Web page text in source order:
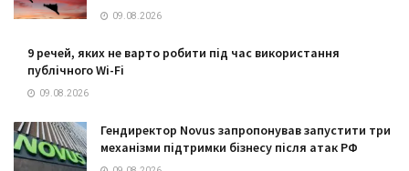
09.08.2026
9 речей, яких не варто робити під час використання
публічного Wi-Fi
09.08.2026
Гендиректор Novus запропонував запустити три
механізми підтримки бізнесу після атак РФ